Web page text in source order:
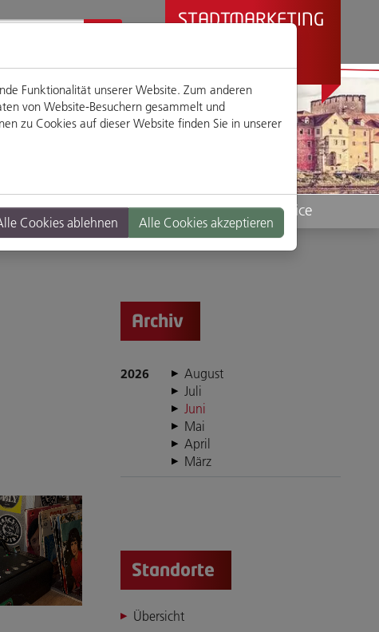
STADTMARKETING
PRÄSENTIERT
Standorte Service
Archiv
2026
August
Juli
Juni
Mai
April
März
Standorte
Übersicht
Funktionalität unserer Website. Zum anderen
von Website-Besuchern gesammelt und
zu Cookies auf dieser Website finden Sie in unserer
Cookies ablehnen Alle Cookies akzeptieren